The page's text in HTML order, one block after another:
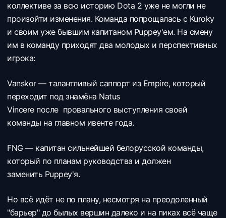
коллективе за всю историю Dota 2 уже не могли не
произойти изменения. Команда попрощалась с Kuroky
и своим уже бывшим капитаном Puppey'ем. На смену
им в команду приходят два молодых и перспективных
игрока:
Vanskor — талантливый саппорт из Empire, который
переходит под знамёна Natus
Vincere после провального выступления своей
команды на главном ивенте года.
FNG — капитан сильнейшей белорусской команды,
который по планам руководства и должен
заменить Puppey'я.
Но всё идёт не по плану, несмотря на преодоленный
"барьер" до былых вершин далеко и на пиках всё чаще